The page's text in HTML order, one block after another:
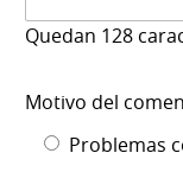
Quedan 128
Motivo del
Problemas